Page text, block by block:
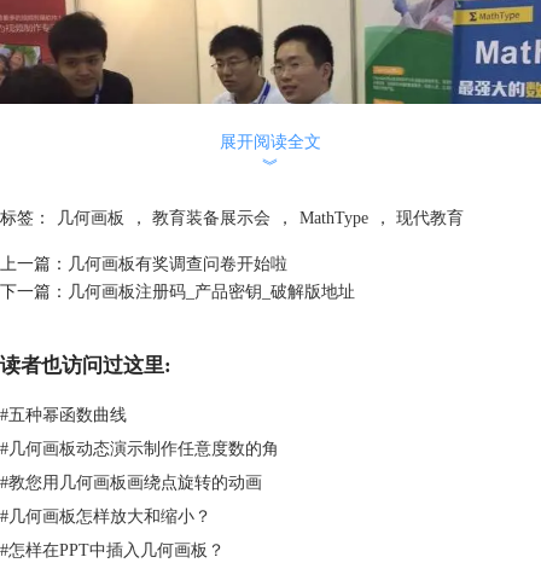
MathType与几何画板受到了各方教育人士的喜爱
几何画板：作为全国初高中人教版教材指定的一款软件，开启了二十一世
展开阅读全文
︾
标签： 几何画板 ， 教育装备展示会 ， MathType ， 现代教育
上一篇： 几何画板有奖调查问卷开始啦
下一篇： 几何画板注册码_产品密钥_破解版地址
读者也访问过这里:
#五种幂函数曲线
#几何画板动态演示制作任意度数的角
#教您用几何画板画绕点旋转的动画
#几何画板怎样放大和缩小？
#怎样在PPT中插入几何画板？